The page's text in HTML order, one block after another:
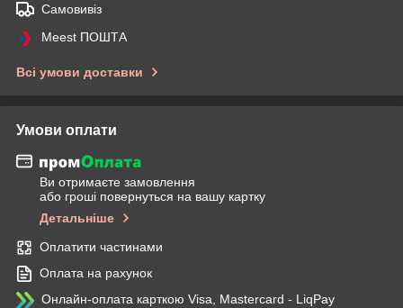
Самовивіз
Meest ПОШТА
Всі умови доставки
Умови оплати
Ви отримаєте замовлення
або гроші повернуться на вашу картку
Детальніше
Оплатити частинами
Оплата на рахунок
Онлайн-оплата карткою Visa, Mastercard - LiqPay